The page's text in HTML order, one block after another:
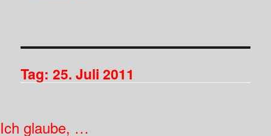
Tag:25. Juli 2011
Ich glaube, …